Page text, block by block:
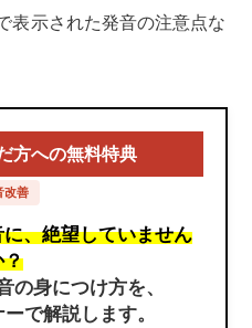
表示された発音の注意点な
方への無料特典
改善
、絶望していません
？
の身につけ方を、
で解説します。